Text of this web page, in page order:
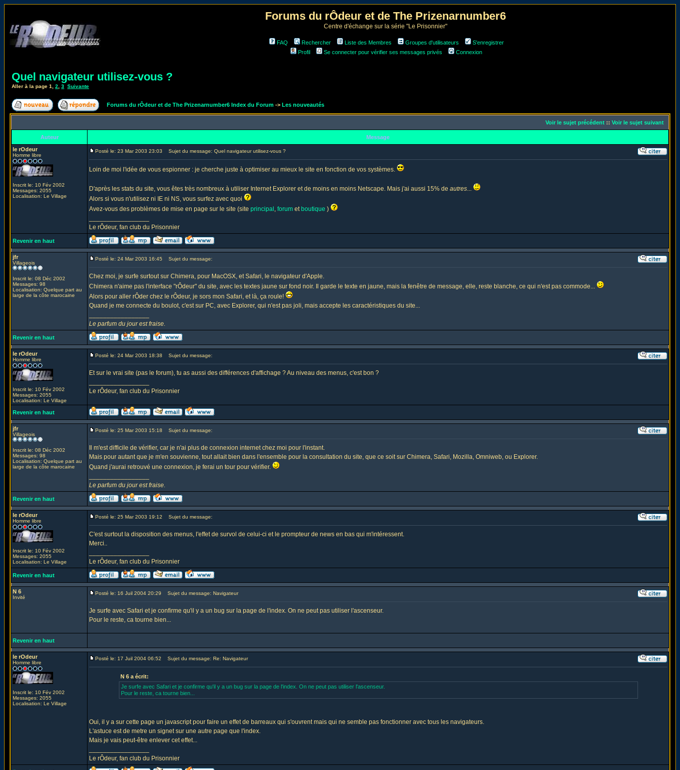
Forums du rÔdeur et de The Prizenarnumber6
Centre d'échange sur la série "Le Prisonnier"
FAQ Rechercher Liste des Membres Groupes d'utilisateurs
S'enregistrer
Profil
Se connecter pour vérifier ses messages privés Connexion
Quel navigateur utilisez-vous ?
Aller à la page 1 2 3 Suivante
Forums du rÔdeur et de The Prizenarnumber6 Index du Forum -> Les nouveautés
Voir le sujet précédent :: Voir le sujet suivant
Auteur
Message
le rOdeur
Homme libre
Inscrit le: 10 Fév 2002
Messages: 2055
Localisation: Le Village
Posté le: 23 Mar 2003 23:03 Sujet du message: Quel navigateur utilisez-vous ?
Loin de moi l'idée de vous espionner : je cherche juste à optimiser au mieux le site en fonction de vos systèmes.
D'après les stats du site, vous êtes très nombreux à utiliser Internet Explorer et de moins en moins Netscape. Mais j'ai aussi 15% de autres...
Alors si vous n'utilisez ni IE ni NS, vous surfez avec quoi
Avez-vous des problèmes de mise en page sur le site (site principal , forum et boutique )
Le rÔdeur, fan club du Prisonnier
Revenir en haut
jfr
Villageois
Inscrit le: 08 Déc 2002
Messages: 98
Localisation: Quelque part au
large de la côte marocaine
Posté le: 24 Mar 2003 16:45 Sujet du message:
Chez moi, je surfe surtout sur Chimera, pour MacOSX, et Safari, le navigateur d'Apple.
Chimera n'aime pas l'interface "rÔdeur" du site, avec les textes jaune sur fond noir. Il garde le texte en jaune, mais la fenêtre de message, elle, reste blanche, ce qui n'est pas commode...
Alors pour aller rÔder chez le rÔdeur, je sors mon Safari, et là, ça roule!
Quand je me connecte du boulot, c'est sur PC, avec Explorer, qui n'est pas joli, mais accepte les caractéristiques du site...
Le parfum du jour est fraise.
Revenir en haut
le rOdeur
Homme libre
Inscrit le: 10 Fév 2002
Messages: 2055
Localisation: Le Village
Posté le: 24 Mar 2003 18:38 Sujet du message:
Et sur le vrai site (pas le forum), tu as aussi des différences d'affichage ? Au niveau des menus, c'est bon ?
Le rÔdeur, fan club du Prisonnier
Revenir en haut
jfr
Villageois
Inscrit le: 08 Déc 2002
Messages: 98
Localisation: Quelque part au
large de la côte marocaine
Posté le: 25 Mar 2003 15:18 Sujet du message:
Il m'est difficile de vérifier, car je n'ai plus de connexion internet chez moi pour l'instant.
Mais pour autant que je m'en souvienne, tout allait bien dans l'ensemble pour la consultation du site, que ce soit sur Chimera, Safari, Mozilla, Omniweb, ou Explorer.
Quand j'aurai retrouvé une connexion, je ferai un tour pour vérifier.
Le parfum du jour est fraise.
Revenir en haut
le rOdeur
Homme libre
Inscrit le: 10 Fév 2002
Messages: 2055
Localisation: Le Village
Posté le: 25 Mar 2003 19:12 Sujet du message:
C'est surtout la disposition des menus, l'effet de survol de celui-ci et le prompteur de news en bas qui m'intéressent.
Merci..
Le rÔdeur, fan club du Prisonnier
Revenir en haut
N 6
Invité
Posté le: 16 Juil 2004 20:29 Sujet du message: Navigateur
Je surfe avec Safari et je confirme qu'il y a un bug sur la page de l'index. On ne peut pas utiliser l'ascenseur.
Pour le reste, ca tourne bien...
Revenir en haut
le rOdeur
Homme libre
Inscrit le: 10 Fév 2002
Messages: 2055
Localisation: Le Village
Posté le: 17 Juil 2004 06:52 Sujet du message: Re: Navigateur
N 6 a écrit:
Je surfe avec Safari et je confirme qu'il y a un bug sur la page de l'index. On ne peut pas utiliser l'ascenseur.
Pour le reste, ca tourne bien...
Oui, il y a sur cette page un javascript pour faire un effet de barreaux qui s'ouvrent mais qui ne semble pas fonctionner avec tous les navigateurs.
L'astuce est de metre un signet sur une autre page que l'index.
Mais je vais peut-être enlever cet effet...
Le rÔdeur, fan club du Prisonnier